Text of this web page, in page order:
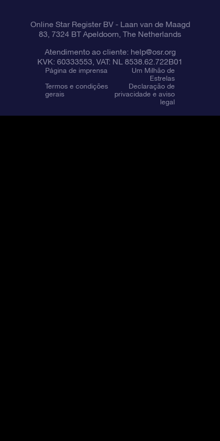
Online Star Register BV- Laan van de Maagd
83, 7324 BT Apeldoorn, The Netherlands
Atendimento ao cliente: help@osr.org
KVK: 60333553, VAT: NL 8538.62.722B01
Página de imprensa
Um Milhão de
Estrelas
Termos e condições
gerais
Declaração de
privacidade e aviso
legal